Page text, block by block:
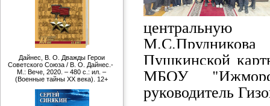
Дайнес, В. О. Дважды Герои
Советского Союза / В. О. Дайнес.-
М.: Вече, 2020. – 480 с.: ил. –
(Военные тайны ХХ века). 12+
Пушкинской
МБОУ
руководитель